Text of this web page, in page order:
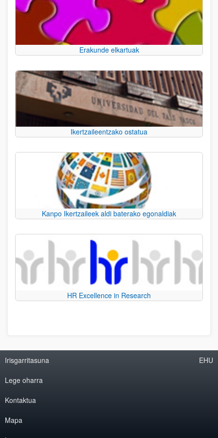
Erakunde elkartuak
Ikertzaileentzako ostatua
Kanpo Ikertzaileek aldi baterako egonaldiak
HR Excellence in Research
Irisgarritasuna
Lege oharra
Kontaktua
Mapa
EHU